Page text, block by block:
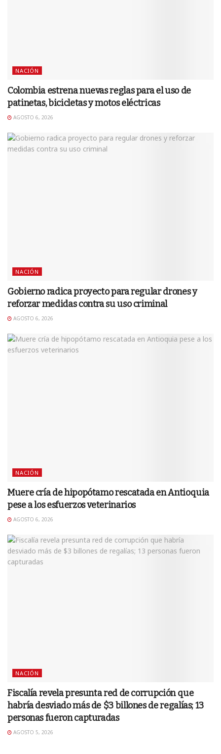
NACIÓN
Colombia estrena nuevas reglas para el uso de
patinetas, bicicletas y motos eléctricas
AGOSTO 6, 2026
NACIÓN
Gobierno radica proyecto para regular drones y
reforzar medidas contra su uso criminal
AGOSTO 6, 2026
NACIÓN
Muere cría de hipopótamo rescatada en Antioquia
pese a los esfuerzos veterinarios
AGOSTO 6, 2026
NACIÓN
Fiscalía revela presunta red de corrupción que
habría desviado más de $3 billones de regalías; 13
personas fueron capturadas
AGOSTO 5, 2026